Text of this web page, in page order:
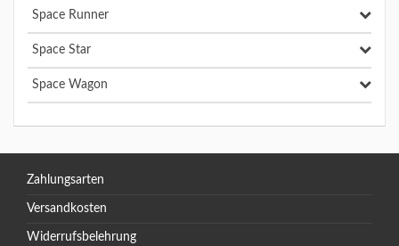
Space Runner
Space Star
Space Wagon
Zahlungsarten
Versandkosten
Widerrufsbelehrung